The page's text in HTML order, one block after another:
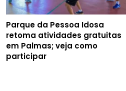
Parque da Pessoa Idosa
retoma atividades gratuitas
em Palmas; veja como
participar